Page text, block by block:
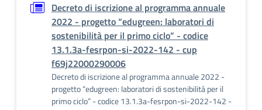
Decreto di iscrizione al programma annuale
2022 - progetto “edugreen: laboratori di
sostenibilità per il primo ciclo” - codice
13.1.3a-fesrpon-si-2022-142 - cup
f69j22000290006
Decreto di iscrizione al programma annuale 2022 -
progetto “edugreen: laboratori di sostenibilità per il
primo ciclo” - codice 13.1.3a-fesrpon-si-2022-142 -